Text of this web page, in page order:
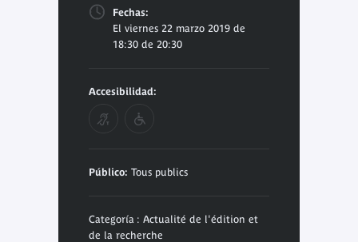
Fechas:
El viernes 22 marzo 2019 de
18:30 de 20:30
Accesibilidad:
Público: Tous publics
Categoría : Actualité de l'édition et
de la recherche